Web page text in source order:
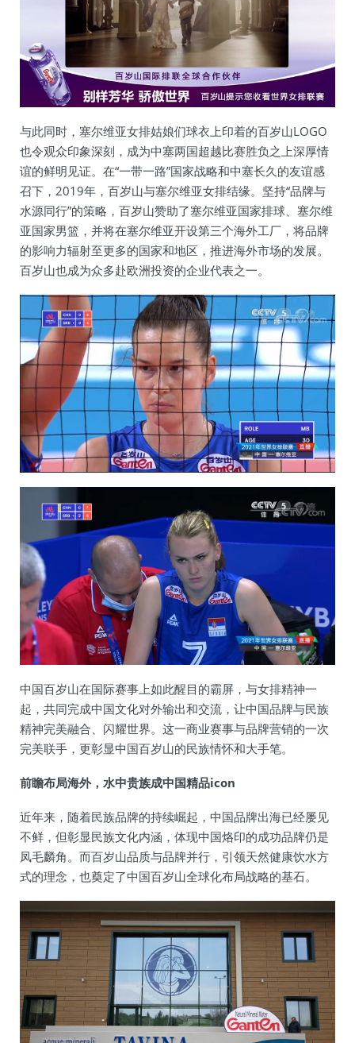
与此同时，塞尔维亚女排姑娘们球衣上印着的百岁山LOGO
也令观众印象深刻，成为中塞两国超越比赛胜负之上深厚情
谊的鲜明见证。在“一带一路”国家战略和中塞长久的友谊感
召下，2019年，百岁山与塞尔维亚女排结缘。坚持“品牌与
水源同行”的策略，百岁山赞助了塞尔维亚国家排球、塞尔维
亚国家男篮，并将在塞尔维亚开设第三个海外工厂，将品牌
的影响力辐射至更多的国家和地区，推进海外市场的发展。
百岁山也成为众多赴欧洲投资的企业代表之一。
中国百岁山在国际赛事上如此醒目的霸屏，与女排精神一
起，共同完成中国文化对外输出和交流，让中国品牌与民族
精神完美融合、闪耀世界。这一商业赛事与品牌营销的一次
完美联手，更彰显中国百岁山的民族情怀和大手笔。
前瞻布局海外，水中贵族成中国精品icon
近年来，随着民族品牌的持续崛起，中国品牌出海已经屡见
不鲜，但彰显民族文化内涵，体现中国烙印的成功品牌仍是
凤毛麟角。而百岁山品质与品牌并行，引领天然健康饮水方
式的理念，也奠定了中国百岁山全球化布局战略的基石。